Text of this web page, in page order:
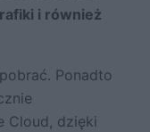
i również
Ponadto
Cloud, dzięki